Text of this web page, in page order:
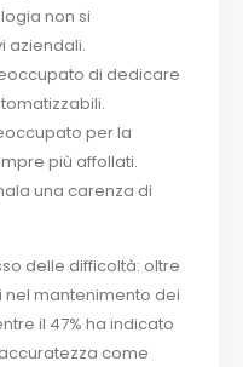
non si
aziendali.
di dedicare
per la
più affollati.
una carenza di
delle difficoltà: oltre
mantenimento dei
il 47% ha indicato
come